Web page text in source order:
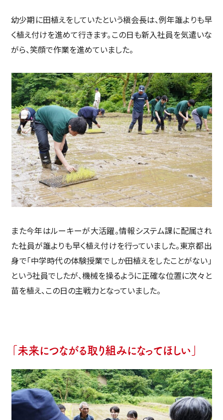
幼少期に田植えをしていたという槇会長は、例年誰よりも早
く植え付けを進めて行きます。この日も新入社員を気遣いな
がら、笑顔で作業を進めていました。
また今年はルーキーが大活躍。情報システム課に配属され
た社員が誰よりも早く植え付けを行っていました。東京都出
身で「中学時代の体験授業でしか田植えをしたことがない」
という社員でしたが、機械を操るように正確な位置に次々と
苗を植え、この日の主戦力となっていました。
「未来につながる取り組みになってほしい」